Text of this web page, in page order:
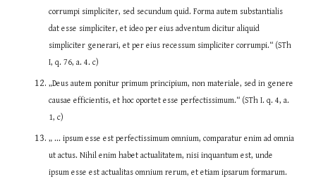
corrumpi simpliciter, sed secundum quid. Forma autem substantialis
dat esse simpliciter, et ideo per eius adventum dicitur aliquid
simpliciter generari, et per eius recessum simpliciter corrumpi.“ (STh
I, q. 76, a. 4. c)
„Deus autem ponitur primum principium, non materiale, sed in genere
causae efficientis, et hoc oportet esse perfectissimum.“ (STh I. q. 4, a.
1, c)
„ ... ipsum esse est perfectissimum omnium, comparatur enim ad omnia
ut actus. Nihil enim habet actualitatem, nisi inquantum est, unde
ipsum esse est actualitas omnium rerum, et etiam ipsarum formarum.